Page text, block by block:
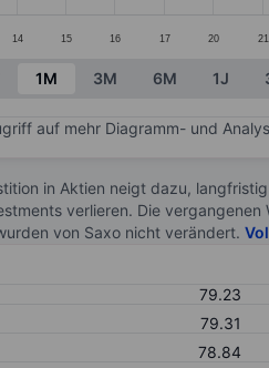
14 15 16 17 20 21
1M 3M 6M 1J
auf mehr Diagramm- und
in Aktien neigt dazu,
verlieren. Die
von Saxo nicht verändert.
79.23
79.31
78.84